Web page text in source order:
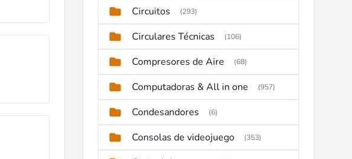
Circuitos (293)
Circulares Técnicas (106)
Compresores de Aire (68)
Computadoras & All in one (957)
Condesandores (6)
Consolas de videojuego (353)